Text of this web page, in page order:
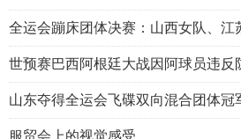
全运会蹦床团体决赛：山西女队、江
世预赛巴西阿根廷大战因阿球员违反
山东夺得全运会飞碟双向混合团体冠
服贸会上的视觉感受